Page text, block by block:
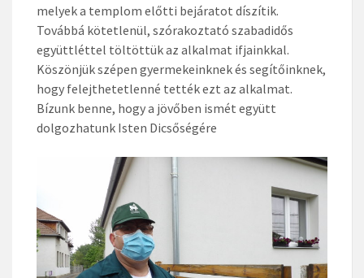
melyek a templom előtti bejáratot díszítik.
Továbbá kötetlenül, szórakoztató szabadidős
együttléttel töltöttük az alkalmat ifjainkkal.
Köszönjük szépen gyermekeinknek és segítőinknek,
hogy felejthetetlenné tették ezt az alkalmat.
Bízunk benne, hogy a jövőben ismét együtt
dolgozhatunk Isten Dicsőségére